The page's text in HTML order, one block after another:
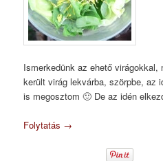
Ismerkedünk az ehető
került virág lekvárba, szörpbe, az
is megosztom 🙂 De az idén
Folytatás →